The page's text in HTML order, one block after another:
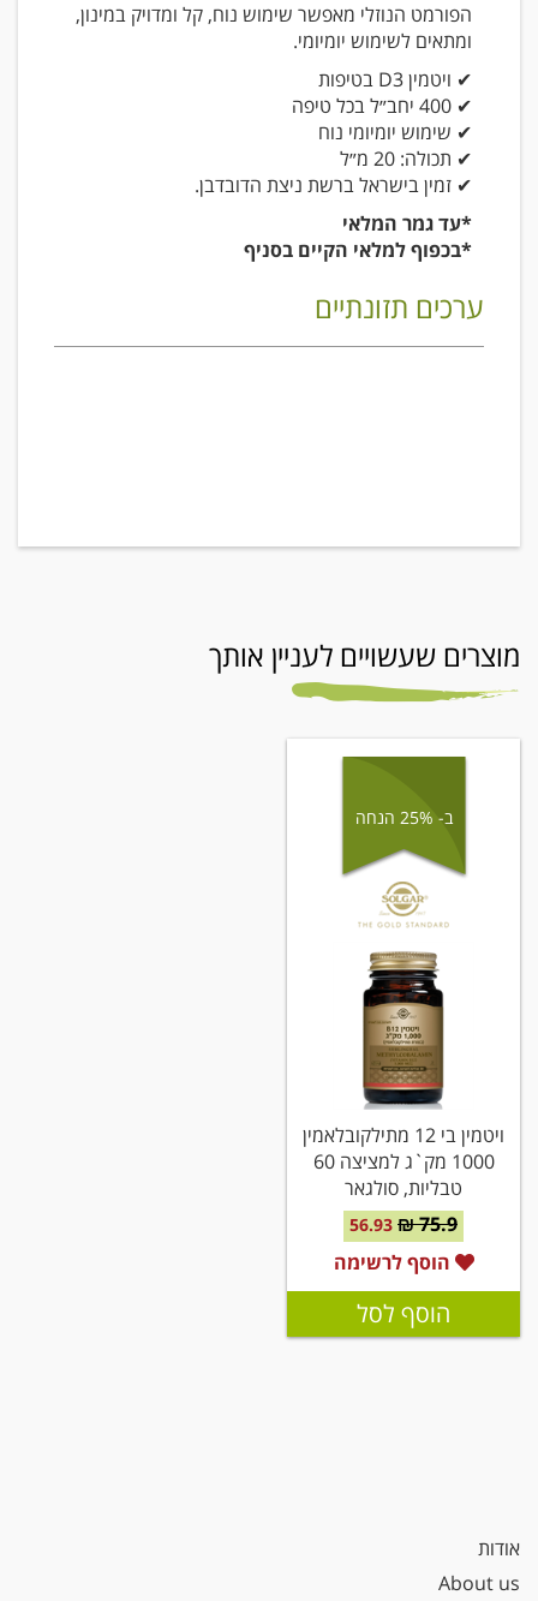
הפורמט הנוזלי מאפשר שימוש נוח, קל ומדויק במינון,
ומתאים לשימוש יומיומי.
✔ ויטמין D3 בטיפות
✔ 400 יחב״ל בכל טיפה
✔ שימוש יומיומי נוח
✔ תכולה: 20 מ״ל
✔ זמין בישראל ברשת ניצת הדובדבן.
*עד גמר המלאי
*בכפוף למלאי הקיים בסניף
ערכים תזונתיים
מוצרים שעשויים לעניין אותך
ב- 25% הנחה
ויטמין בי 12 מתילקובלאמין
1000 מק`ג למציצה 60
טבליות, סולגאר
75.9 ₪
56.93
הוסף לרשימה
הוסף לסל
אודות
About us